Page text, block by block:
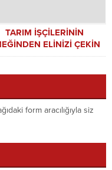
TARIM İŞÇİLERİNİN
ELİNİZİ ÇEKİN
form aracılığıyla siz